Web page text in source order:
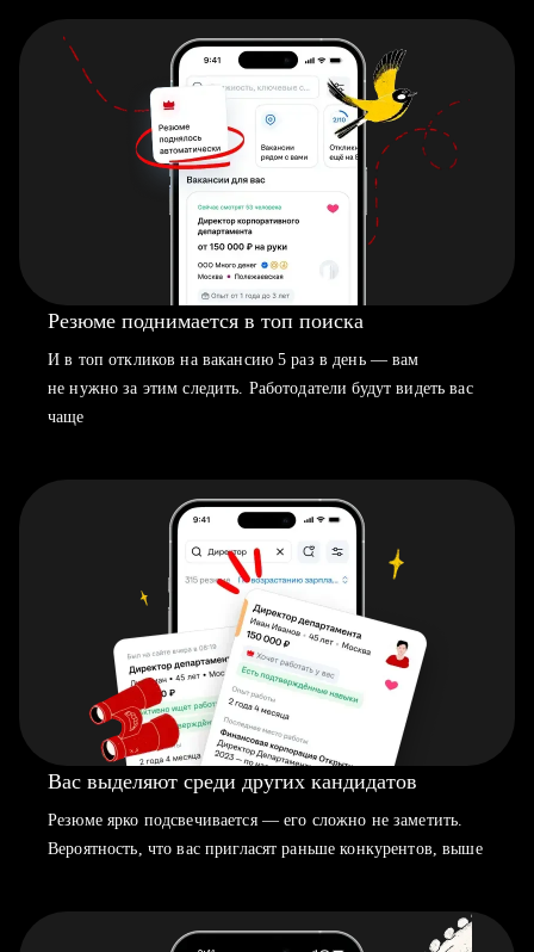
Резюме поднимается в топ поиска
И в топ откликов на вакансию 5 раз в день — вам
не нужно за этим следить. Работодатели будут видеть вас
чаще
Вас выделяют среди других кандидатов
Резюме ярко подсвечивается — его сложно не заметить.
Вероятность, что вас пригласят раньше конкурентов, выше